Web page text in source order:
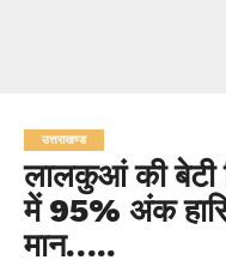
उत्तराखण्ड
लालकुआं की बेटी
में 95% अंक
मान…..